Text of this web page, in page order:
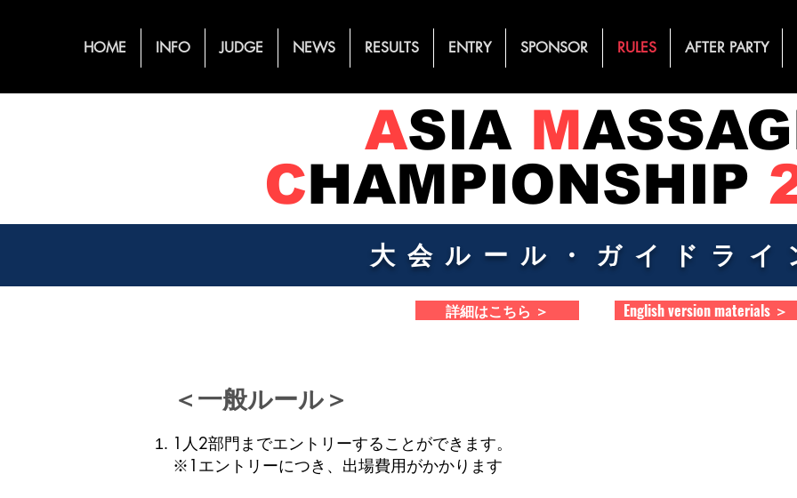
HOME INFO JUDGE NEWS RESULTS ENTRY SPONSOR RULES AFTER PARTY
ASIA M
CHAMPIONSHIP
大会ルール・ガイドライ
詳細はこちら ＞ English version materials ＞
＜一般ルール＞
1人2部門までエントリーすることができます。
※1エントリーにつき、出場費用がかかります​